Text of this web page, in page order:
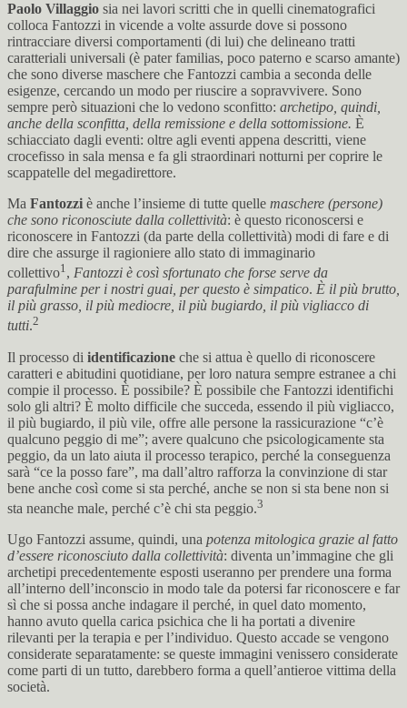
Paolo Villaggio sia nei lavori scritti che in quelli cinematografici
colloca Fantozzi in vicende a volte assurde dove si possono
rintracciare diversi comportamenti (di lui) che delineano tratti
caratteriali universali (è pater familias, poco paterno e scarso amante)
che sono diverse maschere che Fantozzi cambia a seconda delle
esigenze, cercando un modo per riuscire a sopravvivere. Sono
sempre però situazioni che lo vedono sconfitto: archetipo, quindi,
anche della sconfitta, della remissione e della sottomissione. È
schiacciato dagli eventi: oltre agli eventi appena descritti, viene
crocefisso in sala mensa e fa gli straordinari notturni per coprire le
scappatelle del megadirettore.
Ma Fantozzi è anche l’insieme di tutte quelle maschere (persone)
che sono riconosciute dalla collettività: è questo riconoscersi e
riconoscere in Fantozzi (da parte della collettività) modi di fare e di
dire che assurge il ragioniere allo stato di immaginario
collettivo1, Fantozzi è così sfortunato che forse serve da
parafulmine per i nostri guai, per questo è simpatico. È il più brutto,
il più grasso, il più mediocre, il più bugiardo, il più vigliacco di
tutti.2
Il processo di identificazione che si attua è quello di riconoscere
caratteri e abitudini quotidiane, per loro natura sempre estranee a chi
compie il processo. È possibile? È possibile che Fantozzi identifichi
solo gli altri? È molto difficile che succeda, essendo il più vigliacco,
il più bugiardo, il più vile, offre alle persone la rassicurazione “c’è
qualcuno peggio di me”; avere qualcuno che psicologicamente sta
peggio, da un lato aiuta il processo terapico, perché la conseguenza
sarà “ce la posso fare”, ma dall’altro rafforza la convinzione di star
bene anche così come si sta perché, anche se non si sta bene non si
sta neanche male, perché c’è chi sta peggio.3
Ugo Fantozzi assume, quindi, una potenza mitologica grazie al fatto
d’essere riconosciuto dalla collettività: diventa un’immagine che gli
archetipi precedentemente esposti useranno per prendere una forma
all’interno dell’inconscio in modo tale da potersi far riconoscere e far
sì che si possa anche indagare il perché, in quel dato momento,
hanno avuto quella carica psichica che li ha portati a divenire
rilevanti per la terapia e per l’individuo. Questo accade se vengono
considerate separatamente: se queste immagini venissero considerate
come parti di un tutto, darebbero forma a quell’antieroe vittima della
società.